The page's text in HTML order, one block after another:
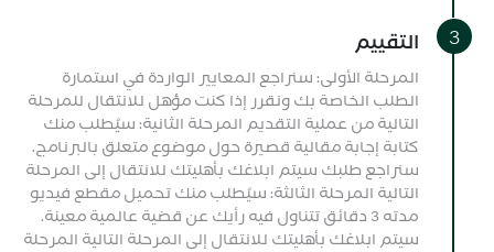
التقييم
المرحلة الأولى: سنراجع المعايير الواردة في استمارة
الطلب الخاصة بك ونقرر إذا كنت مؤهل للانتقال للمرحلة
التالية من عملية التقديم المرحلة الثانية: سيُطلب منك
كتابة إجابة مقالية قصيرة حول موضوع متعلق بالبرنامج.
سنراجع طلبك سيتم ابلاغك بأهليتك للانتقال إلى المرحلة
التالية المرحلة الثالثة: سيُطلب منك تحميل مقطع فيديو
مدته 3 دقائق تتناول فيه رأيك عن قضية عالمية معينة.
سيتم ابلاغك بأهليتك للانتقال إلى المرحلة التالية المرحلة